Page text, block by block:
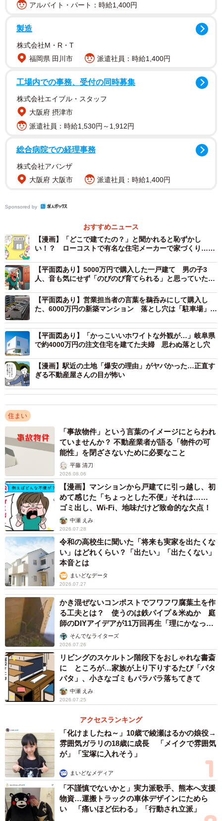
何十棟もモデルルームや完成物件を見て回った結果「1階が
水回りと小さめの個室、2階がLDKになっていて、3階が個
室と広めのベランダ」という王道な間取りでの生活はしっ
3階までの階段についても「年をとってもある程度運動にな
っていいかも」と納得。
実現しました。
1階から3階までの洗濯物干しのための階段移動はガス乾燥
はボトルタイプの契約から水道水をろ過するタイプに変更
いたこともあり、特に不自由なく過ごせているそうです。
しかし、Aさんは1点だけ不満に思っていることがありま
す。
それは、1階の個室の駐車スペースに面した壁の掃き出し窓
と、備え付けのシャッターのことです。
「駐車するときに頭から入ればいいかもしれないですけ
ど、やっぱり出るときのことを考えるとバックで駐車した
方がいいですよね。車の排気が窓の前なので、窓を開けて
おくと車の出入りのとき排気ガスが室内に入っちゃう。夜
は家族全員3階で寝ているので、防犯のためにシャッター降
ろすけど、昼間も開けるの面倒くさくて、結局おろしっぱ
なしです。まったく使っていないのに、窓があるからその
前に荷物も置けないし……。そのくせ窓だから、やっぱり
冷えるんですよね。正直、開けられないなら窓じゃなくて
壁の方が防音にも防寒にもいいし、シャッター代もいらな
いし、あれだけは本当に要らないと思います！」
Aさんにとってはデメリットしか感じられなかったようで
す……。
「サービスルーム」表記の5畳、ほんとに微妙
Bさん（関東在住、40代、パート）一家の購入した分譲戸
建ては1階にLDKと4畳半の小さな和室に水回り、2階に2つ
の個室と「サービスルーム」があります。
駅に近い商店街に隣接した土地ということもあり、お隣の
ビルとの距離が近く、2階の3つの部屋のうち真ん中のひと
つが「採光」条件を満たすことができず、5畳の部屋は「サ
ービスルーム」表記になっていたそうです。
元々3人家族で、個室の数はそこまで多く必要としていなか
ったため、Bさんは「ウォークインクローゼットだと思えば
いいか」と最初は気にしていませんでした。
しかし、いざ引っ越しして一時的に荷物を置いてみると、
なぜかこの部屋だけ湿気がこもり、段ボールが一部カビだ
らけに。空調機器を取り付けようにも、エアコン用のスリ
ーブが開いていません。
こんなスペースを作る位なら、他の部屋を広くしてくれれ
ばよかったのに……と、すでにリフォームまで考えている
アルバイト・パート：時給1,400円
製造
株式会社M・R・T
福岡県 田川市
派遣社員：時給1,400円
工場内での事務、受付の同時募集
株式会社エイブル・スタッフ
大阪府 摂津市
派遣社員：時給1,530円～1,912円
総合病院での経理事務
株式会社アバンザ
大阪府 大阪市
派遣社員：時給1,400円
Sponsored by
おすすめニュース
【漫画】「どこで建てたの？」と聞かれると恥ずかし
い！？ ローコストで有名な住宅メーカーで家づくり…思
【平面図あり】5000万円で購入した一戸建て 男の子3
人、音も気にせず「のびのび育てられる」と思っていたの
【平面図あり】営業担当者の言葉を鵜呑みにして購入し
た、6000万円の新築マンション 落とし穴は「駐車場」に
【平面図あり】「かっこいいホワイトな外観が…」岐阜県
で約4000万円の注文住宅を建てた夫婦 思わぬ落とし穴
【漫画】駅近の土地「爆安の理由」がヤバかった…正直す
ぎる不動産屋さんの目が怖い
住まい
「事故物件」という言葉のイメージにとらわれ
ていませんか？ 不動産業者が語る「物件の可
能性」を閉ざさないために必要なこと
平藤 清刀
2026.08.06
【漫画】マンションから戸建てに引っ越し、初
めて感じた「ちょっとした不便」それは……
ゴミ出し、Wi-Fi、地味だけど致命的な欠点！
中瀬 えみ
2026.07.28
令和の高校生に聞いた「将来も実家を出たくな
い」はどれくらい？「出たい」「出たくない」
本音とは
まいどなデータ
2026.07.27
かき混ぜないコンポストでフワフワ腐葉土を作
る工夫とは？ 使うのは鉄パイプ＆米ぬか 庭
師のDIYアイデアが11万回再生「理にかなった
手法」そんでなライターズ
2026.07.26
リビングのスケルトン階段下をおしゃれな書斎
に ところが…家族が上り下りするたび「パタ
パタ」、小さなゴミもパラパラ落ちてきて
中瀬 えみ
2026.07.25
アクセスランキング
「化けましたね～」10歳で綾瀬はるかの娘役→
雰囲気ガラリの18歳に成長 「メイクで雰囲気
が」「宝塚に入れそう」
まいどなメディア
「不謹慎でないかと」実力派歌手、熊本へ支援
物資…運搬トラックの車体デザインにためら
い 「痛いほど伝わる」「行動され立派」